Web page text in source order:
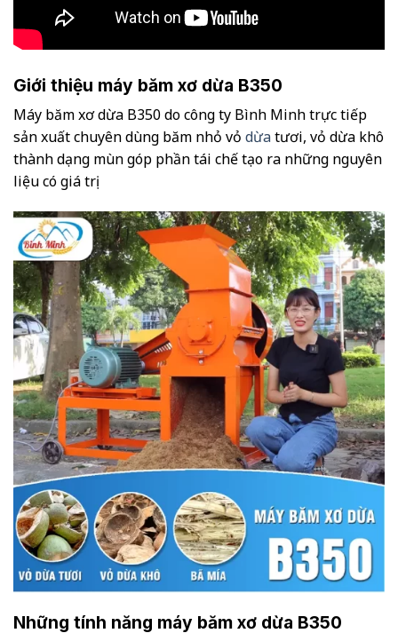
Giới thiệu máy băm xơ dừa B350
Máy băm xơ dừa B350 do công ty Bình Minh trực tiếp
sản xuất chuyên dùng băm nhỏ vỏ dừatươi, vỏ dừa khô
thành dạng mùn góp phần tái chế tạo ra những nguyên
liệu có giá trị
Những tính năng máy băm xơ dừa B350